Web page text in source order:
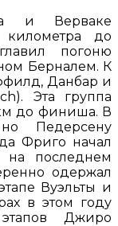
и Верваке
до
погоню
Берналем. К
Данбар и
Эта группа
до финиша. В
Педерсену
Фриго начал
последнем
одержал
Вуэльты и
в этом году
Джиро